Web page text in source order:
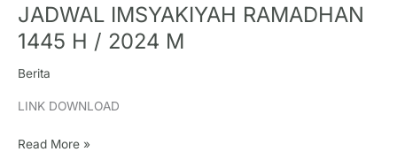
JADWAL IMSYAKIYAH RAMADHAN
1445 H / 2024 M
Berita
LINK DOWNLOAD
Read More »